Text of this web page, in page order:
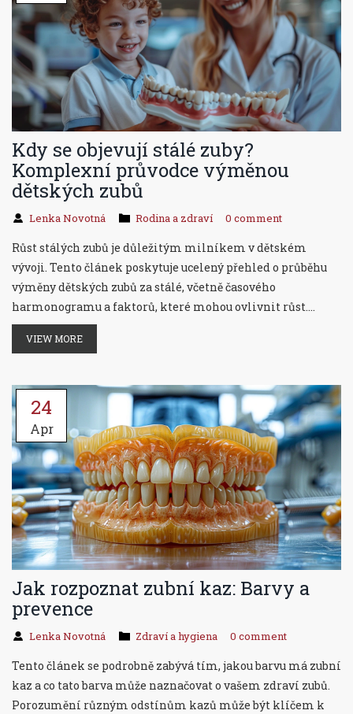
Kdy se objevují stálé zuby?
Komplexní průvodce výměnou
dětských zubů
Lenka Novotná Rodina a zdraví 0 comment
Růst stálých zubů je důležitým milníkem v dětském
vývoji. Tento článek poskytuje ucelený přehled o průběhu
výměny dětských zubů za stálé, včetně časového
harmonogramu a faktorů, které mohou ovlivnit růst.
Nahlédneme také do běžných problémů, které mohou
během tohoto procesu nastat, a nabídneme tipy, jak se o
VIEW MORE
24
Apr
Jak rozpoznat zubní kaz: Barvy a
prevence
Lenka Novotná Zdraví a hygiena 0 comment
Tento článek se podrobně zabývá tím, jakou barvu má zubní
kaz a co tato barva může naznačovat o vašem zdraví zubů.
Porozumění různým odstínům kazů může být klíčem k